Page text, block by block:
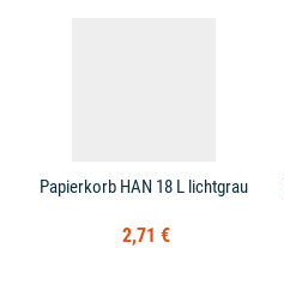
Papierkorb HAN 18 L lichtgrau
2,71 €